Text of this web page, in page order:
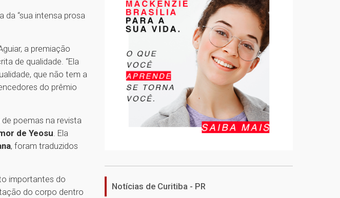
“sua intensa prosa
a premiação
de qualidade. “Ela
que não tem a
do prêmio
poemas na revista
de Yeosu. Ela
, foram traduzidos
importantes do
do corpo dentro
Notícias de Curitiba - PR